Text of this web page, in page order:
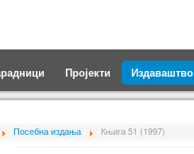
Пројекти Издаваштво
Посебна издања Књига 51 (1997)